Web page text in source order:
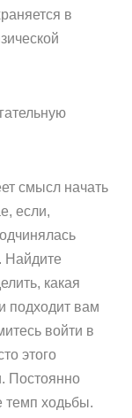
в
смысл начать
если,
Найдите
какая
подходит вам
войти в
этого
Постоянно
темп ходьбы.